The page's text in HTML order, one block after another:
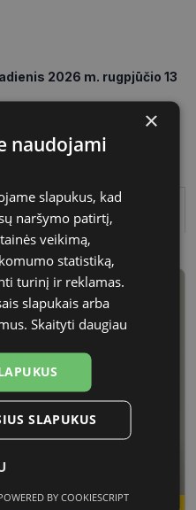
2026 m. rugpjūčio 13
CHINA
×
naudojami
slapukus, kad
naršymo patirtį,
veikimą,
statistiką,
turinį ir reklamas.
slapukais arba
Skaityti daugiau
SLAPUKUS
Rinkodaros
BY COOKIESCRIPT